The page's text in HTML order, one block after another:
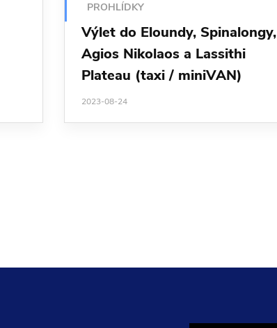
PROHLÍDKY
Výlet do Eloundy, Spinalongy,
Agios Nikolaos a Lassithi
Plateau (taxi / miniVAN)
2023-08-24